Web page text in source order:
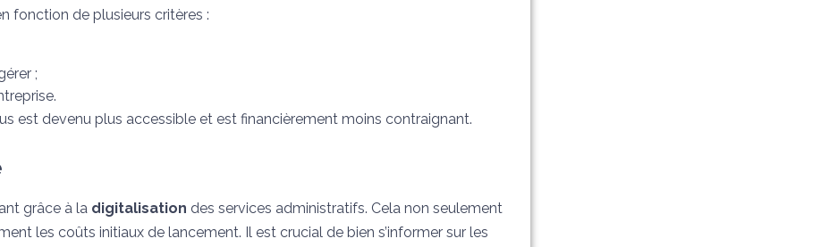
fonction de plusieurs critères :
;
est devenu plus accessible et est financièrement moins contraignant.
grâce à la digitalisation des services administratifs. Cela non seulement
les coûts initiaux de lancement. Il est crucial de bien s’informer sur les